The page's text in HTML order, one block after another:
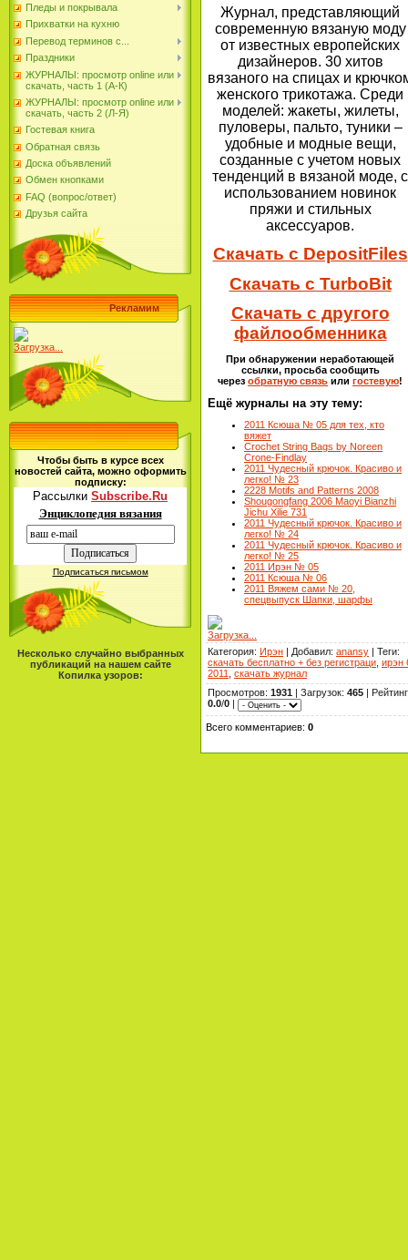
Пледы и покрывала
Прихватки на кухню
Перевод терминов с...
Праздники
ЖУРНАЛЫ: просмотр online или
скачать, часть 1 (А-К)
ЖУРНАЛЫ: просмотр online или
скачать, часть 2 (Л-Я)
Гостевая книга
Обратная связь
Доска объявлений
Обмен кнопками
FAQ (вопрос/ответ)
Друзья сайта
Рекламим
Загрузка...
Чтобы быть в курсе всех
новостей сайта, можно оформить
подписку:
Рассылки Subscribe.Ru
Энциклопедия вязания
Подписаться письмом
Несколько случайно выбранных
публикаций на нашем сайте
Копилка узоров:
Журнал, представляющий
современную вязаную моду
от известных европейских
дизайнеров. 30 хитов
вязаного на спицах и
женского трикотажа. Среди
моделей: жакеты, жилеты,
пуловеры, пальто, туники –
удобные и модные вещи,
созданные с учетом новых
тенденций в вязаной моде, с
использованием новинок
пряжи и стильных
аксессуаров.
Скачать с DepositFiles
Скачать с TurboBit
Скачать с другого
файлообменника
При обнаружении неработающей
ссылки, просьба сообщить
через обратную связь или гостевую!
Ещё журналы на эту тему:
2011 Ксюша № 05 для тех, кто
вяжет
Crochet String Bags by Noreen
Crone-Findlay
2011 Чудесный крючок. Красиво и
легко! № 23
2228 Motifs and Patterns 2008
Shougongfang 2006 Maoyi Bianzhi
Jichu Xilie 731
2011 Чудесный крючок. Красиво и
легко! № 24
2011 Чудесный крючок. Красиво и
легко! № 25
2011 Ирэн № 05
2011 Ксюша № 06
2011 Вяжем сами № 20,
спецвыпуск Шапки, шарфы
Загрузка...
Категория: Ирэн Добавил: anansy Теги:
скачать бесплатно + без регистраци ирэн
2011
скачать журнал
Просмотров: 1931 Загрузок: 465
Рейтинг
0.0/0
Всего комментариев: 0